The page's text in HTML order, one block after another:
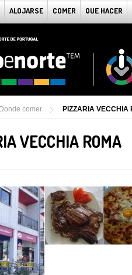
ALOJARSE COMER QUE HACER
Donde comer PIZZARIA VECCHIA
VECCHIA ROMA